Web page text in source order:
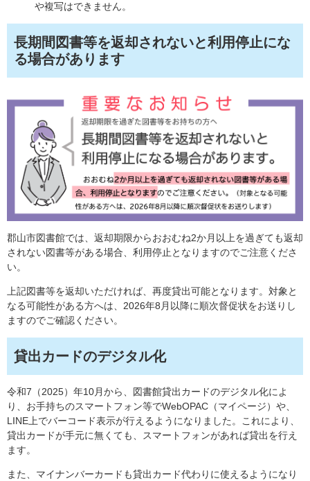
や複写はできません。
長期間図書等を返却されないと利用停止にな
る場合があります​
郡山市図書館では、返却期限からおおむね2か月以上を過ぎても返却
されない図書等がある場合、利用停止となりますのでご注意くださ
い。
上記図書等を返却いただければ、再度貸出可能となります。対象と
なる可能性がある方へは、2026年8月以降に順次督促状をお送りし
ますのでご確認ください。
貸出カードのデジタル化
令和7（2025）年10月から、図書館貸出カードのデジタル化によ
り、お手持ちのスマートフォン等でWebOPAC（マイページ）や、
LINE上でバーコード表示が行えるようになりました。これにより、
貸出カードが手元に無くても、スマートフォンがあれば貸出を行え
ます。
また、マイナンバーカードも貸出カード代わりに使えるようになり